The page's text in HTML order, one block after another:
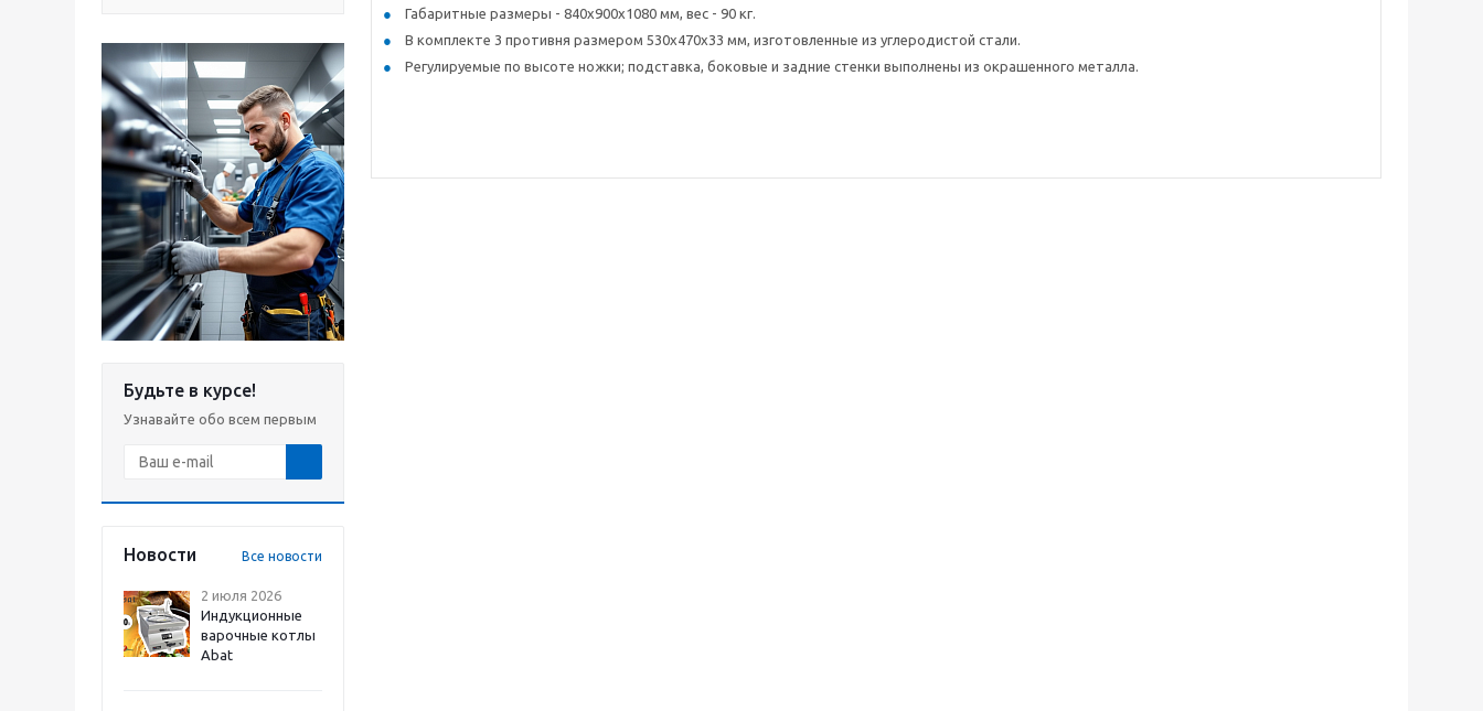
Будьте в курсе!
Узнавайте обо всем первым
Новости Все новости
2 июля 2026
Индукционные
варочные котлы
Abat
Габаритные размеры - 840x900x1080 мм, вес - 90 кг.
В комплекте 3 противня размером 530x470x33 мм, изготовленные из углеродистой стали.
Регулируемые по высоте ножки; подставка, боковые и задние стенки выполнены из окрашенного металла.